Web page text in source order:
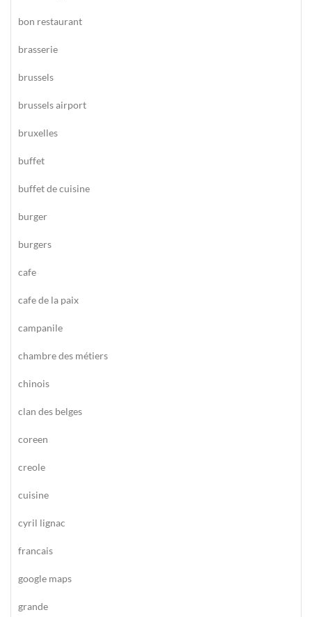
bon restaurant
brasserie
brussels
brussels airport
bruxelles
buffet
buffet de cuisine
burger
burgers
cafe
cafe de la paix
campanile
chambre des métiers
chinois
clan des belges
coreen
creole
cuisine
cyril lignac
francais
google maps
grande